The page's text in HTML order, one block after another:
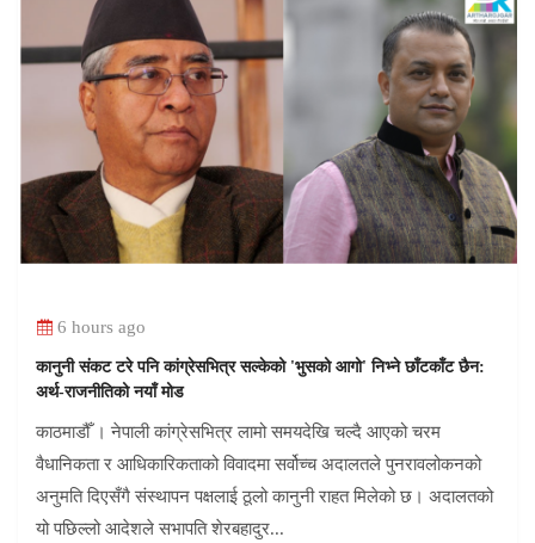
6 hours ago
कानुनी संकट टरे पनि कांग्रेसभित्र सल्केको 'भुसको आगो' निभ्ने छाँटकाँट छैन:
अर्थ-राजनीतिको नयाँ मोड
काठमाडौँ । नेपाली कांग्रेसभित्र लामो समयदेखि चल्दै आएको चरम
वैधानिकता र आधिकारिकताको विवादमा सर्वोच्च अदालतले पुनरावलोकनको
अनुमति दिएसँगै संस्थापन पक्षलाई ठूलो कानुनी राहत मिलेको छ। अदालतको
यो पछिल्लो आदेशले सभापति शेरबहादुर...